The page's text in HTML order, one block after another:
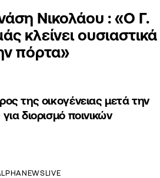
Νικολάου : «Ο Γ.
κλείνει ουσιαστικά
πόρτα»
της οικογένειας μετά την
διορισμό ποινικών